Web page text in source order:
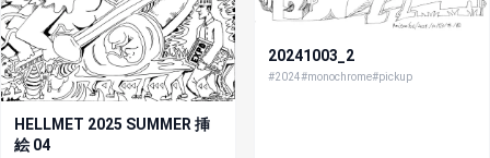
HELLMET 2025 SUMMER 挿
絵 04
20241003_2
#2024#monochrome#pickup